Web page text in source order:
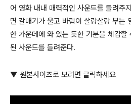
어 영화 내내 매력적인 사운드를 들려주
면 갈매기가 울고 바람이 살랑살랑 부는
한 가운데에 와 있는 듯한 기분을 체감할
된 사운드를 들려준다.
▼ 원본사이즈로 보려면 클릭하세요